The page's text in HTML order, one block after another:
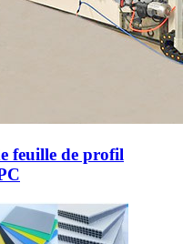
feuille de profil